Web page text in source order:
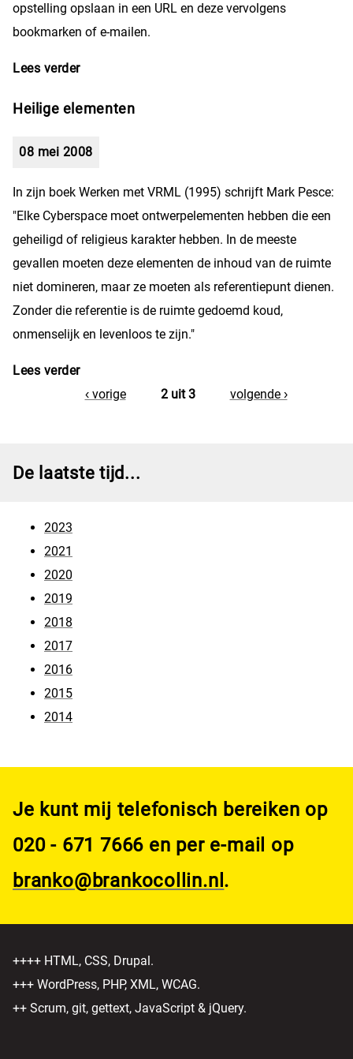
opstelling opslaan in een URL en deze vervolgens
bookmarken of e-mailen.
Lees verderover Maak je eigen EK-opstelling
Heilige elementen
08 mei 2008
In zijn boek Werken met VRML (1995) schrijft Mark Pesce:
"Elke Cyberspace moet ontwerpelementen hebben die een
geheiligd of religieus karakter hebben. In de meeste
gevallen moeten deze elementen de inhoud van de ruimte
niet domineren, maar ze moeten als referentiepunt dienen.
Zonder die referentie is de ruimte gedoemd koud,
onmenselijk en levenloos te zijn."
Lees verderover Heilige elementen
‹ vorige
2 uit 3 volgende ›
De laatste tijd...
2023
2021
2020
2019
2018
2017
2016
2015
2014
Je kunt mij telefonisch bereiken op
020 - 671 7666 en per e-mail op
branko@brankocollin.nl .
++++ HTML, CSS, Drupal.
+++ WordPress, PHP, XML, WCAG.
++ Scrum, git, gettext, JavaScript & jQuery.